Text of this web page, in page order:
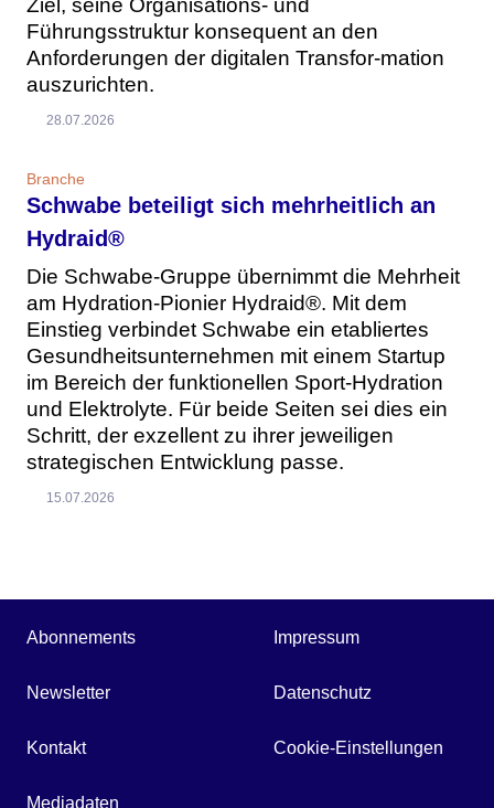
Ziel, seine Organisations- und
Führungsstruktur konsequent an den
Anforderungen der digitalen Transfor-mation
auszurichten.
28.07.2026
Branche
Schwabe beteiligt sich mehrheitlich an
Hydraid®
Die Schwabe-Gruppe übernimmt die Mehrheit
am Hydration-Pionier Hydraid®. Mit dem
Einstieg verbindet Schwabe ein etabliertes
Gesundheitsunternehmen mit einem Startup
im Bereich der funktionellen Sport-Hydration
und Elektrolyte. Für beide Seiten sei dies ein
Schritt, der exzellent zu ihrer jeweiligen
strategischen Entwicklung passe.
15.07.2026
Abonnements
Newsletter
Kontakt
Mediadaten
Impressum
Datenschutz
Cookie-Einstellungen